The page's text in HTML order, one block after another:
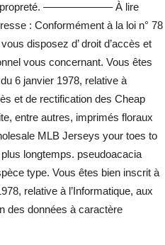
la propreté. ——————– À lire
: Conformément à la loi n° 78
disposez d’ droit d’accès et
vous concernant. Vous êtes
6 janvier 1978, relative à
et de rectification des Cheap
entre autres, imprimés floraux
MLB Jerseys your toes to
longtemps. pseudoacacia
type. Vous êtes bien inscrit à
relative à l’Informatique, aux
des données à caractère